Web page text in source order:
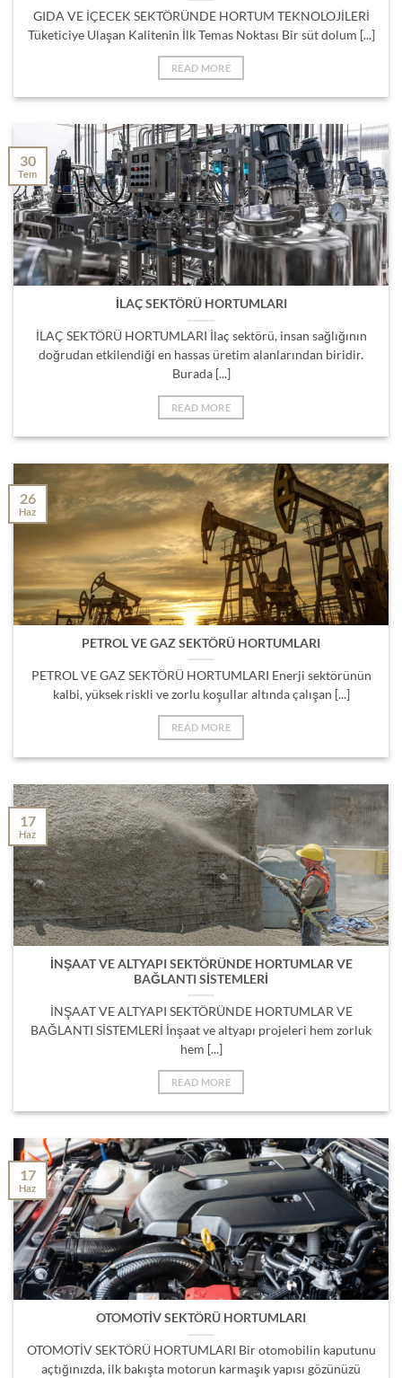
GIDA VE İÇECEK SEKTÖRÜNDE HORTUM TEKNOLOJİLERİ
Tüketiciye Ulaşan Kalitenin İlk Temas Noktası Bir süt dolum [...]
READ MORE
İLAÇ SEKTÖRÜ HORTUMLARI
İLAÇ SEKTÖRÜ HORTUMLARI İlaç sektörü, insan sağlığının
doğrudan etkilendiği en hassas üretim alanlarından biridir.
Burada [...]
READ MORE
30
Tem
PETROL VE GAZ SEKTÖRÜ HORTUMLARI
PETROL VE GAZ SEKTÖRÜ HORTUMLARI Enerji sektörünün
kalbi, yüksek riskli ve zorlu koşullar altında çalışan [...]
READ MORE
26
Haz
İNŞAAT VE ALTYAPI SEKTÖRÜNDE HORTUMLAR VE
BAĞLANTI SİSTEMLERİ
İNŞAAT VE ALTYAPI SEKTÖRÜNDE HORTUMLAR VE
BAĞLANTI SİSTEMLERİ İnşaat ve altyapı projeleri hem zorluk
hem [...]
READ MORE
17
Haz
OTOMOTİV SEKTÖRÜ HORTUMLARI
OTOMOTİV SEKTÖRÜ HORTUMLARI Bir otomobilin kaputunu
açtığınızda, ilk bakışta motorun karmaşık yapısı gözünüzü
17
Haz